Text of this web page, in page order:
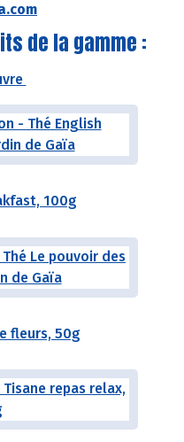
de la gamme :
100g
fleurs, 50g